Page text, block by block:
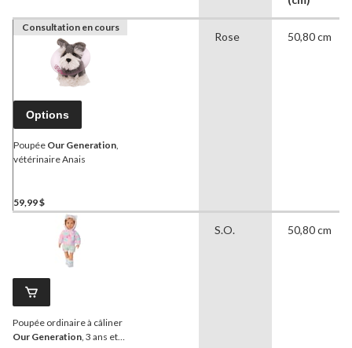
Consultation en cours
Options
Poupée Our Generation
vétérinaire Anais
59,99 $
Rose 50,80 cm
Poupée ordinaire à câliner
Our Generation , 3 ans et
S.O. 50,80 cm